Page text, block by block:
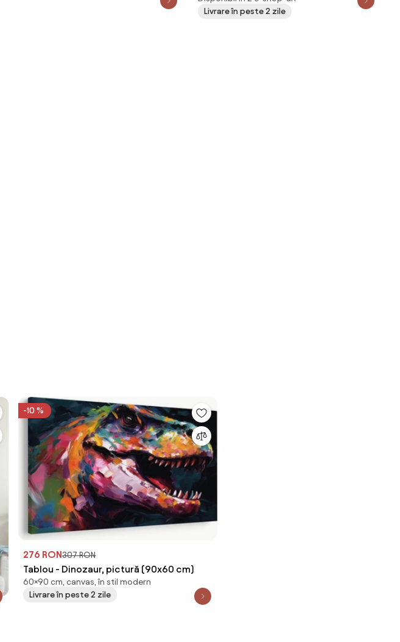
Livrare în peste 2 zile
-10 %
276 RON307 RON
Tablou - Dinozaur, pictură (90x60 cm)
60×90 cm, canvas, în stil modern
Livrare în peste 2 zile